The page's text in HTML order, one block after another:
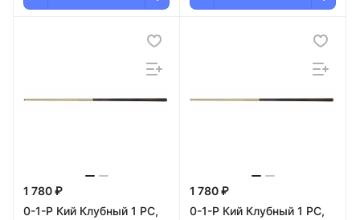
1 780 ₽
0-1-Р Кий Клубный 1 РС,
1 780 ₽
0-1-Р Кий Клубный 1 РС,